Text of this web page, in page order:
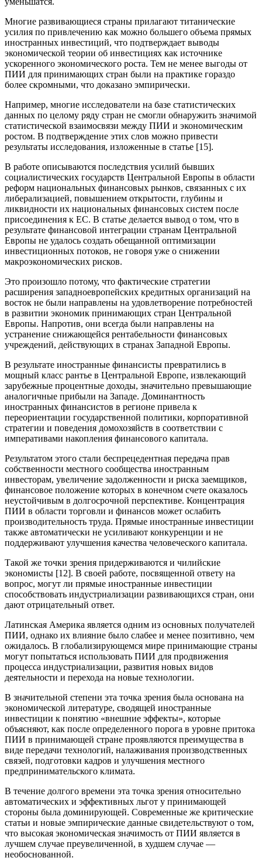
Многие развивающиеся страны прилагают титанические
усилия по привлечению как можно большего объема прямых
иностранных инвестиций, что подтверждает выводы
экономической теории об инвестициях как источнике
ускоренного экономического роста. Тем не менее выгоды от
ПИИ для принимающих стран были на практике гораздо
более скромными, что доказано эмпирически.
Например, многие исследователи на базе статистических
данных по целому ряду стран не смогли обнаружить значимой
статистической взаимосвязи между ПИИ и экономическим
ростом. В подтверждение этих слов можно привести
результаты исследования, изложенные в статье [15].
В работе описываются последствия усилий бывших
социалистических государств Центральной Европы в области
реформ национальных финансовых рынков, связанных с их
либерализацией, повышением открытости, глубины и
ликвидности их национальных финансовых систем после
присоединения к ЕС. В статье делается вывод о том, что в
результате финансовой интеграции странам Центральной
Европы не удалось создать обещанной оптимизации
инвестиционных потоков, не говоря уже о снижении
макроэкономических рисков.
Это произошло потому, что фактические стратегии
расширения западноевропейских кредитных организаций на
восток не были направлены на удовлетворение потребностей
в развитии экономик принимающих стран Центральной
Европы. Напротив, они всегда были направлены на
устранение снижающейся рентабельности финансовых
учреждений, действующих в странах Западной Европы.
В результате иностранные финансисты превратились в
мощный класс рантье в Центральной Европе, извлекающий
зарубежные процентные доходы, значительно превышающие
аналогичные прибыли на Западе. Доминантность
иностранных финансистов в регионе привела к
переориентации государственной политики, корпоративной
стратегии и поведения домохозяйств в соответствии с
императивами накопления финансового капитала.
Результатом этого стали беспрецедентная передача прав
собственности местного сообщества иностранным
инвесторам, увеличение задолженности и риска заемщиков,
финансовое положение которых в конечном счете оказалось
неустойчивым в долгосрочной перспективе. Концентрация
ПИИ в области торговли и финансов может ослабить
производительность труда. Прямые иностранные инвестиции
также автоматически не усиливают конкуренции и не
поддерживают улучшения качества человеческого капитала.
Такой же точки зрения придерживаются и чилийские
экономисты [12]. В своей работе, посвященной ответу на
вопрос, могут ли прямые иностранные инвестиции
способствовать индустриализации развивающихся стран, они
дают отрицательный ответ.
Латинская Америка является одним из основных получателей
ПИИ, однако их влияние было слабее и менее позитивно, чем
ожидалось. В глобализирующемся мире принимающие страны
могут попытаться использовать ПИИ для продвижения
процесса индустриализации, развития новых видов
деятельности и перехода на новые технологии.
В значительной степени эта точка зрения была основана на
экономической литературе, сводящей иностранные
инвестиции к понятию «внешние эффекты», которые
объясняют, как после определенного порога в уровне притока
ПИИ в принимающей стране проявляются преимущества в
виде передачи технологий, налаживания производственных
связей, подготовки кадров и улучшения местного
предпринимательского климата.
В течение долгого времени эта точка зрения относительно
автоматических и эффективных льгот у принимающей
стороны была доминирующей. Современные же критические
статьи и новые эмпирические данные свидетельствуют о том,
что высокая экономическая значимость от ПИИ является в
лучшем случае преувеличенной, в худшем случае —
необоснованной.